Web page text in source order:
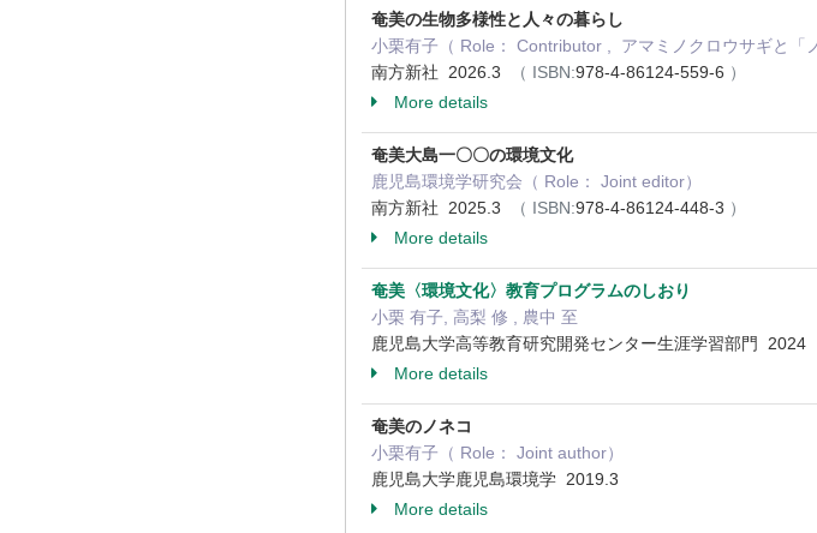
奄美の生物多様性と人々の暮らし
小栗有子（ Role： Contributor , アマミノクロウサギと「
南方新社 2026.3
（ ISBN:978-4-86124-559-6 ）
More details
奄美大島一〇〇の環境文化
鹿児島環境学研究会（ Role： Joint editor）
南方新社 2025.3
（ ISBN:978-4-86124-448-3 ）
More details
奄美〈環境文化〉教育プログラムのしおり
小栗 有子, 高梨 修 , 農中 至
鹿児島大学高等教育研究開発センター生涯学習部門 2024
More details
奄美のノネコ
小栗有子（ Role： Joint author）
鹿児島大学鹿児島環境学 2019.3
More details